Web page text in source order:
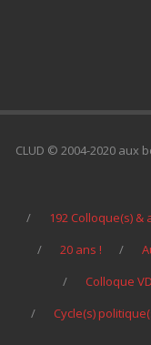
CLUD © 2004-2020 aux
192 Colloque(s) &
20 ans !
Colloque
Cycle(s)